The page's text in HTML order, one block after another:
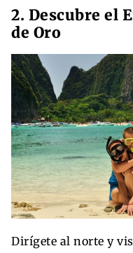
2. Descubre el
de Oro
Dirígete al norte y